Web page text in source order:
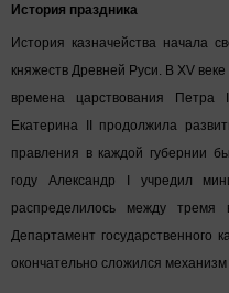
История праздника
История казначейства начала
княжеств Древней Руси. В XV
времена царствования Петра
Екатерина II продолжила
правления в каждой губернии
году Александр I учредил
распределилось между
Департамент государственного
окончательно сложился